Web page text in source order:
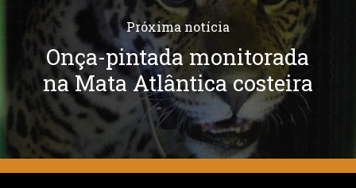
Próxima notícia
Onça-pintada monitorada
na Mata Atlântica costeira